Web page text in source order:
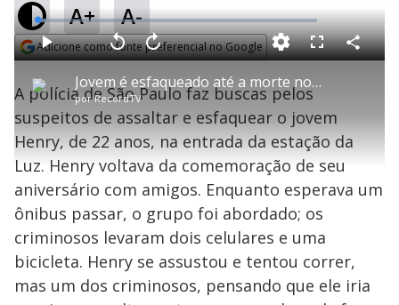
A+ A-
Adicione como fonte preferencial no Google
P
l
a
y
Jovem é esfaqueado até a morte no dia em que completou 22 anos
porRecordTV
P V
t
a
r
0
e
g
n
d
s
A
a
n
ç
a
r
1
e
u
n
o
s
d
o
L
o
a
d
e
:
2
.
8
2
%
F
l
e
n
C
o
A polícia de São Paulo faz buscas pelos
suspeitos de assaltar e esfaquear o jovem
Henry, de 22 anos, na entrada da estação da
Luz. Henry voltava da comemoração de seu
aniversário com amigos. Enquanto esperava um
ônibus passar, o grupo foi abordado; os
criminosos levaram dois celulares e uma
bicicleta. Henry se assustou e tentou correr,
mas um dos criminosos, pensando que ele iria